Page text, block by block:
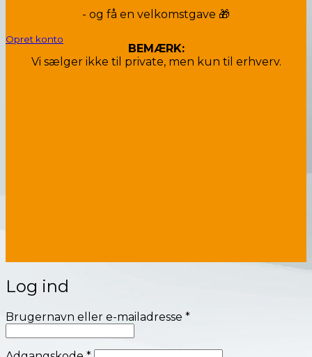
- og få en velkomstgave 🎁
Opret konto
BEMÆRK:
Vi sælger ikke til private, men kun til erhverv.
Log ind
Brugernavn eller e-mailadresse *Påkrævet